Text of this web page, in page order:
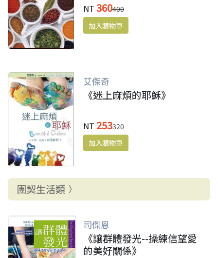
NT 360400
艾傑奇
《迷上麻煩的耶穌》
NT 253320
團契生活類
司傑恩
《讓群體發光--操練信望愛
的美好關係》